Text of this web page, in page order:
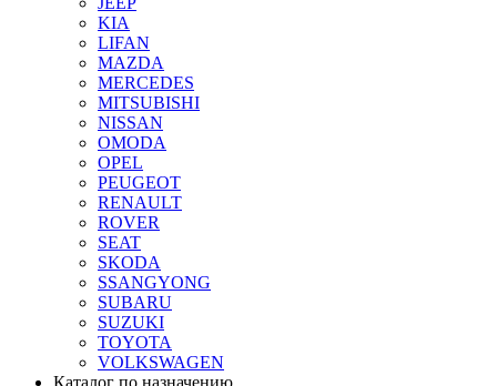
KIA
LIFAN
MAZDA
MERCEDES
MITSUBISHI
NISSAN
OMODA
OPEL
PEUGEOT
RENAULT
ROVER
SEAT
SKODA
SSANGYONG
SUBARU
SUZUKI
TOYOTA
VOLKSWAGEN
Каталог по назначению